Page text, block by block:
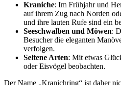
Kraniche: Im Frühjahr und
auf ihrem Zug nach Norden
und ihre lauten Rufe sind ein
Seeschwalben und Möwen:
Besucher die eleganten
verfolgen.
Seltene Arten: Mit etwas
oder Eisvögel beobachten.
Der Name „Kranichring“ ist daher